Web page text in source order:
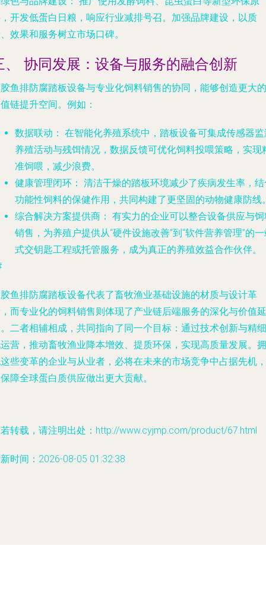
开发低蛋白日粮，响应行业减排号召。加强品牌建设，以质
效果和服务树立市场口碑。
、 协同发展：设备与服务的融合创新
鱼排防腐踏板设备与专业化饲料销售的协同，能够创造更大的
链提升空间。例如：
数据联动： 在智能化养殖系统中，踏板设备可集成传感器
养殖活动与残饵情况，数据反馈可优化饲料投喂策略，实现
准饲喂，减少浪费。
健康管理闭环： 清洁干燥的踏板环境减少了疾病发生率，
功能性饲料的保健作用，共同构建了更坚固的动物健康防线
综合解决方案提供商： 有实力的企业可以整合设备供应与
销售，为养殖户提供从“硬件设施改善”到“软件营养管理”的
式交钥匙工程或托管服务，成为真正的养殖效益合作伙伴。
鱼排防腐踏板设备代表了畜牧渔业基础设施的材质与设计革
而专业化的饲料销售则体现了产业链后端服务的深化与价值延
二者相辅相成，共同指向了同一个目标：通过技术创新与精细
营，推动畜牧渔业降本增效、提质环保，实现高质量发展。拥
些变革的企业与从业者，必将在未来的市场竞争中占据先机，
障全球蛋白质供应做出更大贡献。
转载，请注明出处：http://www.cyjmp.com/product/67.html
时间：2026-08-05 01:32:38